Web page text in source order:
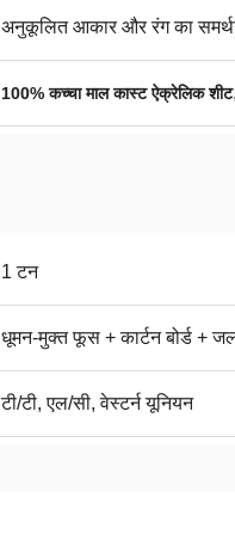
अनुकूलित आकार और रंग का
100% कच्चा माल कास्ट ऐक्रेलिक शीट
1 टन
धूमन-मुक्त फूस + कार्टन बोर्ड +
टी/टी, एल/सी, वेस्टर्न यूनियन